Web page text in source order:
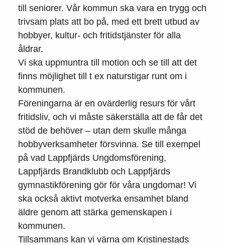
till seniorer. Vår kommun ska vara en trygg och
trivsam plats att bo på, med ett brett utbud av
hobbyer, kultur- och fritidstjänster för alla
åldrar.
Vi ska uppmuntra till motion och se till att det
finns möjlighet till t ex naturstigar runt om i
kommunen.
Föreningarna är en ovärderlig resurs för vårt
fritidsliv, och vi måste säkerställa att de får det
stöd de behöver – utan dem skulle många
hobbyverksamheter försvinna. Se till exempel
på vad Lappfjärds Ungdomsförening,
Lappfjärds Brandklubb och Lappfjärds
gymnastikförening gör för våra ungdomar! Vi
ska också aktivt motverka ensamhet bland
äldre genom att stärka gemenskapen i
kommunen.
Tillsammans kan vi värna om Kristinestads